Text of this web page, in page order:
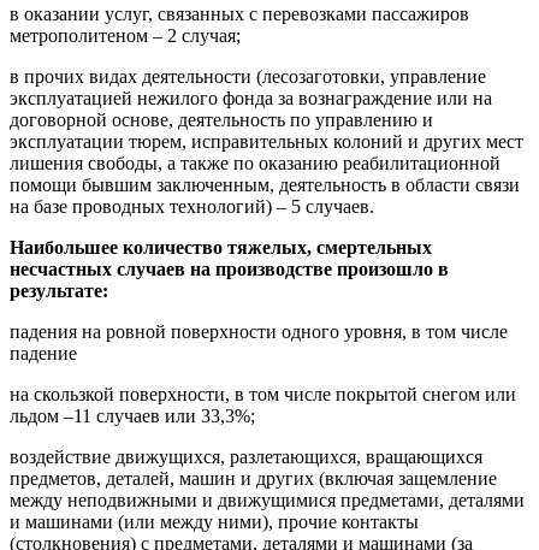
в оказании услуг, связанных с перевозками пассажиров
метрополитеном – 2 случая;
в прочих видах деятельности (лесозаготовки, управление
эксплуатацией нежилого фонда за вознаграждение или на
договорной основе, деятельность по управлению и
эксплуатации тюрем, исправительных колоний и других мест
лишения свободы, а также по оказанию реабилитационной
помощи бывшим заключенным, деятельность в области связи
на базе проводных технологий) – 5 случаев.
Наибольшее количество тяжелых, смертельных
несчастных случаев на производстве произошло в
результате:
падения на ровной поверхности одного уровня, в том числе
падение
на скользкой поверхности, в том числе покрытой снегом или
льдом –11 случаев или 33,3%;
воздействие движущихся, разлетающихся, вращающихся
предметов, деталей, машин и других (включая защемление
между неподвижными и движущимися предметами, деталями
и машинами (или между ними), прочие контакты
(столкновения) с предметами, деталями и машинами (за